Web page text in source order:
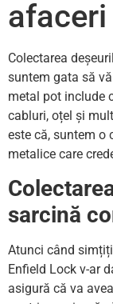
afaceri
Colectarea
suntem gata să
metal pot include
cabluri, oțel și
este că, suntem o
metalice care
sarcină
Atunci când
Enfield Lock v-ar
asigură că va